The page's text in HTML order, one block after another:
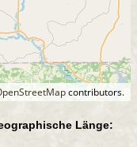
contributors.
Länge: